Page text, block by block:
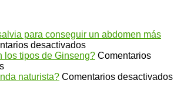
para conseguir un abdomen más
desactivadosen
Infusión
salvia
los tipos de Ginseng? Comentarios
en
¿Cuáles
naturista? Comentarios desactivadosen